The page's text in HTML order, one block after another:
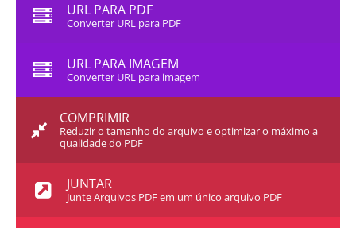
URL PARA PDF
Converter URL para PDF
URL PARA IMAGEM
Converter URL para imagem
COMPRIMIR
Reduzir o tamanho do arquivo e optimizar o máximo a
qualidade do PDF
JUNTAR
Junte Arquivos PDF em um único arquivo PDF